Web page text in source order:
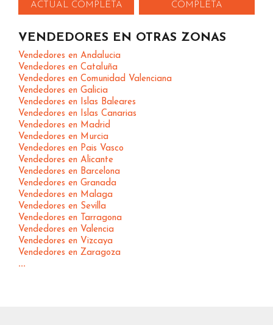
ACTUAL COMPLETA
COMPLETA
VENDEDORES EN OTRAS ZONAS
Vendedores en Andalucia
Vendedores en Cataluña
Vendedores en Comunidad Valenciana
Vendedores en Galicia
Vendedores en Islas Baleares
Vendedores en Islas Canarias
Vendedores en Madrid
Vendedores en Murcia
Vendedores en Pais Vasco
Vendedores en Alicante
Vendedores en Barcelona
Vendedores en Granada
Vendedores en Malaga
Vendedores en Sevilla
Vendedores en Tarragona
Vendedores en Valencia
Vendedores en Vizcaya
Vendedores en Zaragoza
...